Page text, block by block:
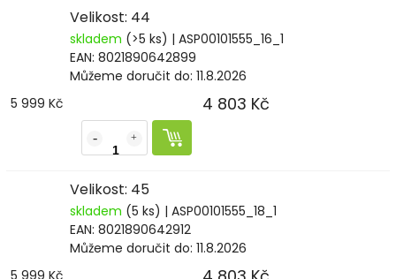
Velikost: 44
skladem (>5 ks) | ASP00101555_16_1
EAN: 8021890642899
Můžeme doručit do: 11.8.2026
5 999 Kč
4 803 Kč
Velikost: 45
skladem (5 ks) | ASP00101555_18_1
EAN: 8021890642912
Můžeme doručit do: 11.8.2026
5 999 Kč